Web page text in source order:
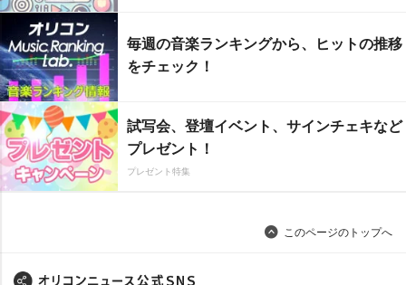
毎週の音楽ランキングから、ヒットの推移
をチェック！
試写会、登壇イベント、サインチェキなど
プレゼント！
プレゼント特集
このページのトップへ